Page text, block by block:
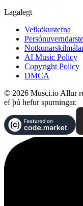
Lagalegt
Vefkökustefna
AI Music Policy
Copyright Policy
DMCA
© 2026 Musci.io Allur
ef þú hefur spurningar.